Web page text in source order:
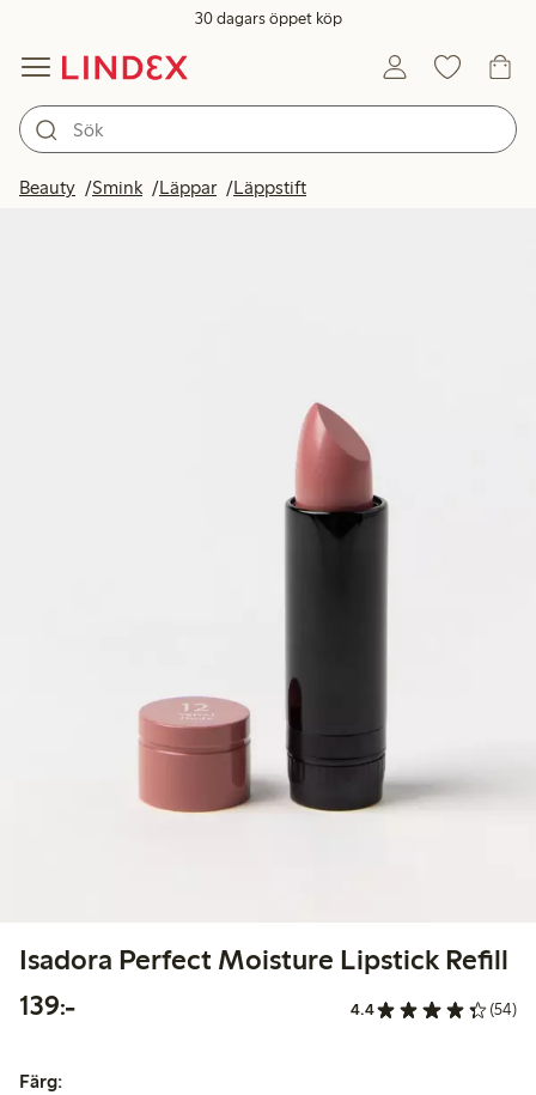
30 dagars öppet köp
Beauty Smink Läppar Läppstift
Isadora Perfect Moisture Lipstick Refill
139:-139,00 kr 4.4 (54)
Färg: